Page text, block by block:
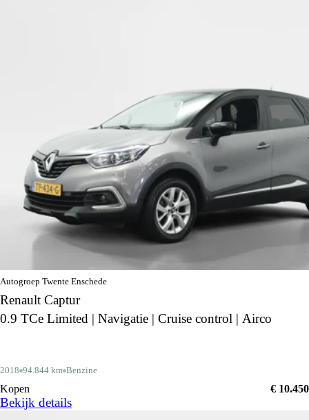
Autogroep Twente Enschede
Renault Captur
0.9 TCe Limited | Navigatie | Cruise control | Airco
2018 94.844 km Benzine
Kopen € 10.450
Bekijk details